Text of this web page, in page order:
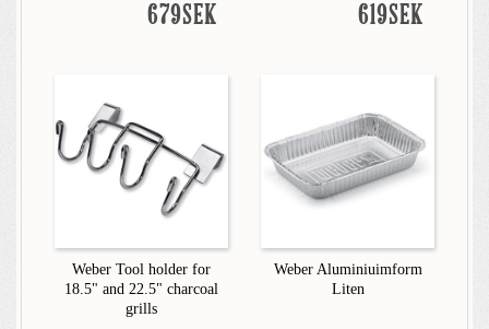
679SEK 619SEK
Weber Tool holder for
18.5" and 22.5" charcoal
grills
Weber Aluminiuimform
Liten